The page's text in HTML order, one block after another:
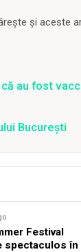
și aceste
au fost
București
Festival
spectaculos în